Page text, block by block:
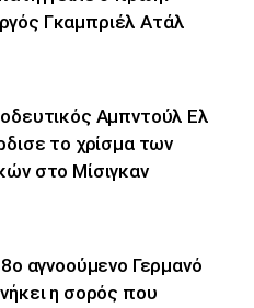
Γκαμπριέλ Ατάλ
Αμπντούλ Ελ
το χρίσμα των
στο Μίσιγκαν
αγνοούμενο Γερμανό
η σορός που